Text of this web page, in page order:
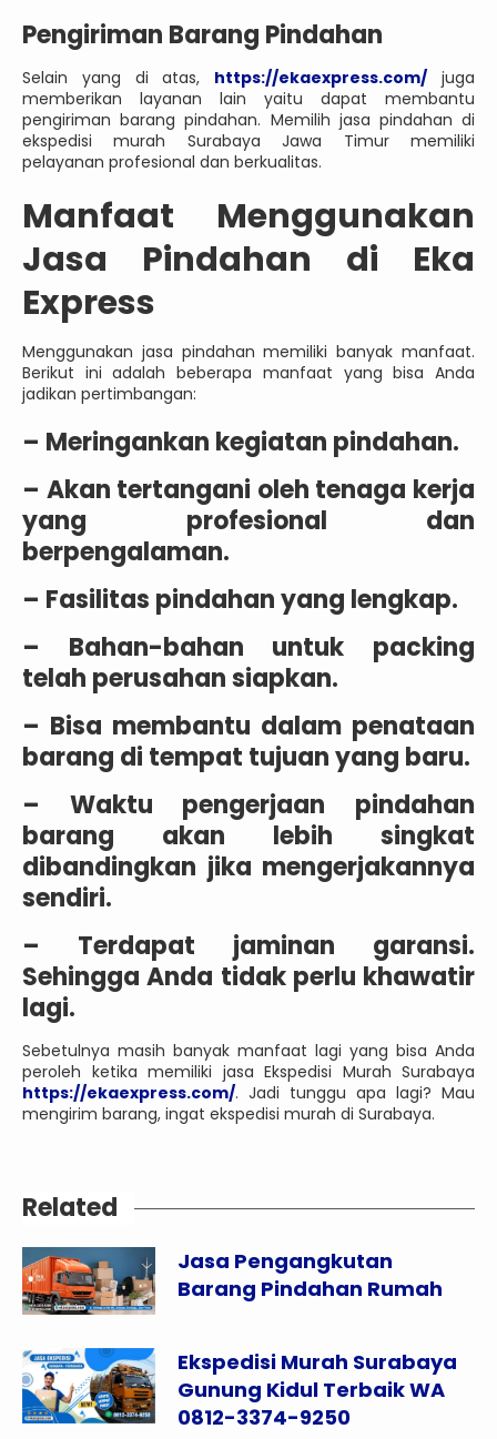
Pengiriman Barang Pindahan
Selain yang di atas, https://ekaexpress.com/ juga
memberikan layanan lain yaitu dapat membantu
pengiriman barang pindahan. Memilih jasa pindahan di
ekspedisi murah Surabaya Jawa Timur memiliki
pelayanan profesional dan berkualitas.
Manfaat Menggunakan
Jasa Pindahan di Eka
Express
Menggunakan jasa pindahan memiliki banyak manfaat.
Berikut ini adalah beberapa manfaat yang bisa Anda
jadikan pertimbangan:
– Meringankan kegiatan pindahan.
– Akan tertangani oleh tenaga kerja
yang profesional dan
berpengalaman.
– Fasilitas pindahan yang lengkap.
– Bahan-bahan untuk packing
telah perusahan siapkan.
– Bisa membantu dalam penataan
barang di tempat tujuan yang baru.
– Waktu pengerjaan pindahan
barang akan lebih singkat
dibandingkan jika mengerjakannya
sendiri.
– Terdapat jaminan garansi.
Sehingga Anda tidak perlu khawatir
lagi.
Sebetulnya masih banyak manfaat lagi yang bisa Anda
peroleh ketika memiliki jasa Ekspedisi Murah Surabaya
https://ekaexpress.com/. Jadi tunggu apa lagi? Mau
mengirim barang, ingat ekspedisi murah di Surabaya.
Related
Jasa Pengangkutan
Barang Pindahan Rumah
Ekspedisi Murah Surabaya
Gunung Kidul Terbaik WA
0812-3374-9250